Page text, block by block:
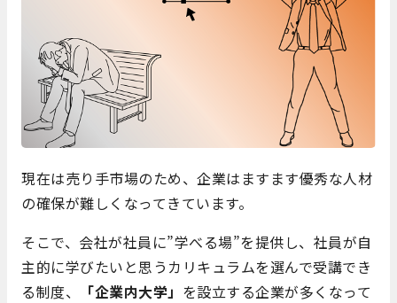
現在は売り手市場のため、企業はますます優秀な人材
の確保が難しくなってきています。
そこで、会社が社員に”学べる場”を提供し、社員が自
主的に学びたいと思うカリキュラムを選んで受講でき
る制度、
「企業内大学」 を設立する企業が多くなって